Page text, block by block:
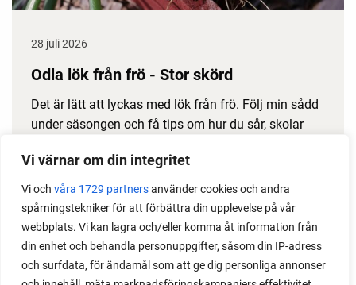
Vi värnar om din integritet
Vi och våra 1729 partnersanvänder cookies och andra
spårningstekniker för att förbättra din upplevelse på vår
webbplats. Vi kan lagra och/eller komma åt information från
din enhet och behandla personuppgifter, såsom din IP-adress
och surfdata, för ändamål som att ge dig personliga annonser
28 juli 2026
Odla lök från frö - Stor skörd
Det är lätt att lyckas med lök från frö. Följ min sådd
under säsongen och få tips om hur du sår, skolar